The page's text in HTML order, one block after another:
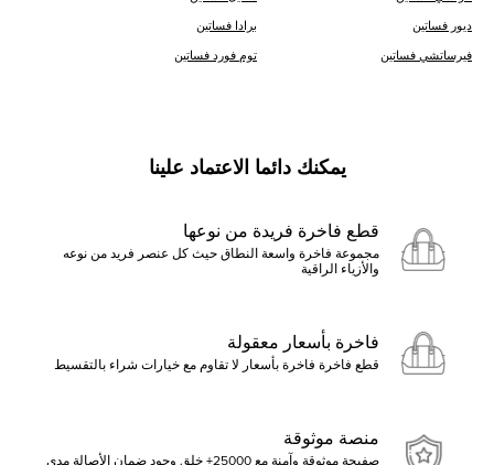
ديور فساتين برادا فساتين
فيرساتشي فساتين توم فورد فساتين
يمكنك دائما الاعتماد علينا
قطع فاخرة فريدة من نوعها
مجموعة فاخرة واسعة النطاق حيث كل عنصر فريد من نوعه
والأزياء الراقية
فاخرة بأسعار معقولة
قطع فاخرة فاخرة بأسعار لا تقاوم مع خيارات شراء بالتقسيط
منصة موثوقة
صفيحة موثوقة وآمنة مع 25000+ خلق وجود ضمان الأصالة مدى